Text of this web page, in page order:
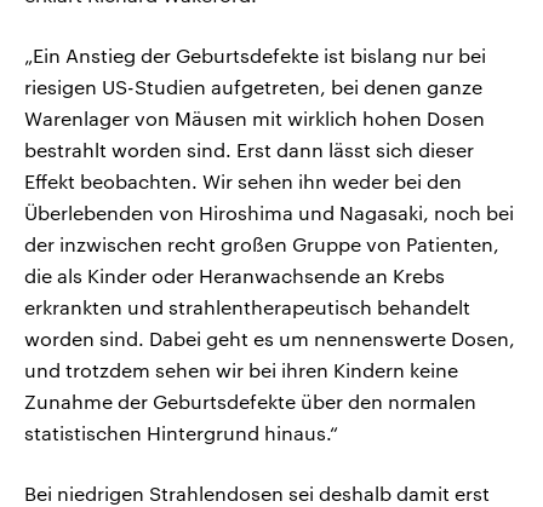
„Ein Anstieg der Geburtsdefekte ist bislang nur bei
riesigen US-Studien aufgetreten, bei denen ganze
Warenlager von Mäusen mit wirklich hohen Dosen
bestrahlt worden sind. Erst dann lässt sich dieser
Effekt beobachten. Wir sehen ihn weder bei den
Überlebenden von Hiroshima und Nagasaki, noch bei
der inzwischen recht großen Gruppe von Patienten,
die als Kinder oder Heranwachsende an Krebs
erkrankten und strahlentherapeutisch behandelt
worden sind. Dabei geht es um nennenswerte Dosen,
und trotzdem sehen wir bei ihren Kindern keine
Zunahme der Geburtsdefekte über den normalen
statistischen Hintergrund hinaus.“
Bei niedrigen Strahlendosen sei deshalb damit erst